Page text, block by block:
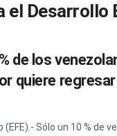
el Desarrollo
de los
quiere
(EFE).- Sólo un 10 % de